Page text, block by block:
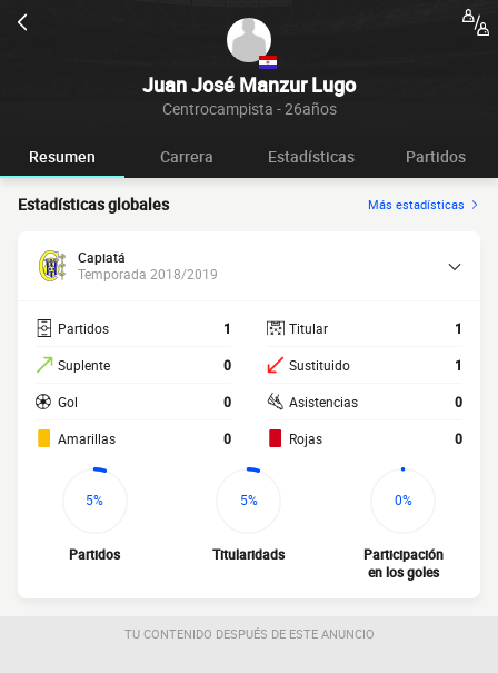
Juan José Manzur Lugo
Centrocampista - 26años
Resumen Carrera Estadísticas Partidos
Estadísticas globales Más estadísticas
Capiatá
Temporada 2018/2019
Partidos 1
Suplente 0
Gol 0
Amarillas 0
Titular 1
Sustituido 1
Asistencias 0
Rojas 0
5%
Partidos
5%
Titularidads
0%
Participación
en los goles
TU CONTENIDO DESPUÉS DE ESTE ANUNCIO